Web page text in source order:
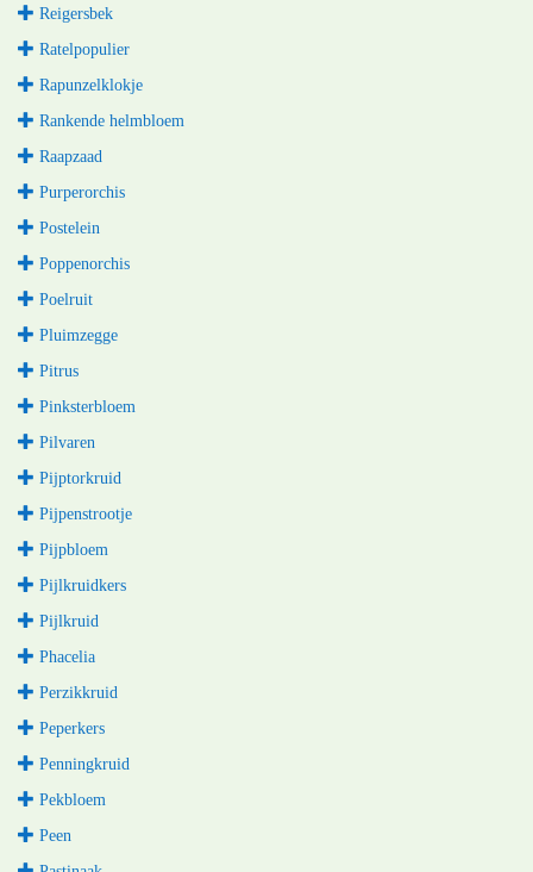
Reigersbek
Ratelpopulier
Rapunzelklokje
Rankende helmbloem
Raapzaad
Purperorchis
Postelein
Poppenorchis
Poelruit
Pluimzegge
Pitrus
Pinksterbloem
Pilvaren
Pijptorkruid
Pijpenstrootje
Pijpbloem
Pijlkruidkers
Pijlkruid
Phacelia
Perzikkruid
Peperkers
Penningkruid
Pekbloem
Peen